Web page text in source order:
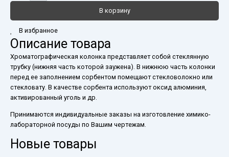
В корзину
В избранное
Описание товара
Хроматографическая колонка представляет собой стеклянную
трубку (нижняя часть которой заужена). В нижнюю часть колонки
перед ее заполнением сорбентом помещают стекловолокно или
стекловату. В качестве сорбента используют оксид алюминия,
активированный уголь и др.
Принимаются индивидуальные заказы на изготовление химико-
лабораторной посуды по Вашим чертежам.
Новые товары